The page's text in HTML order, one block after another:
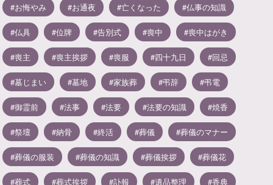
お悔やみ お通夜 亡くなった 仏事の知識
仏具 位牌 告別式 喪中 喪中はがき
喪主 喪主挨拶 喪服 四十九日 回忌
墓じまい 墓地 家族葬 弔辞 弔電
御霊前 法事 法要 法要の知識 焼香
祭壇 納骨 終活 葬儀 葬儀のマナー
葬儀の服装 葬儀の知識 葬儀挨拶 葬儀花
葬式 葬式挨拶 訃報 遺品整理 香典